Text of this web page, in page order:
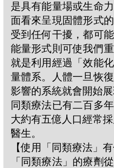
是具有能量場或生命
面看來呈現固體形式
受到任何干擾，都可
能量形式則可使我們
就是利用經過「效能
量體系。人體一旦恢
影響的系統就會開始
同類療法已有二百多
大約有五億人口經常
醫生。
【使用「同類療法」
「同類療法」的療劑